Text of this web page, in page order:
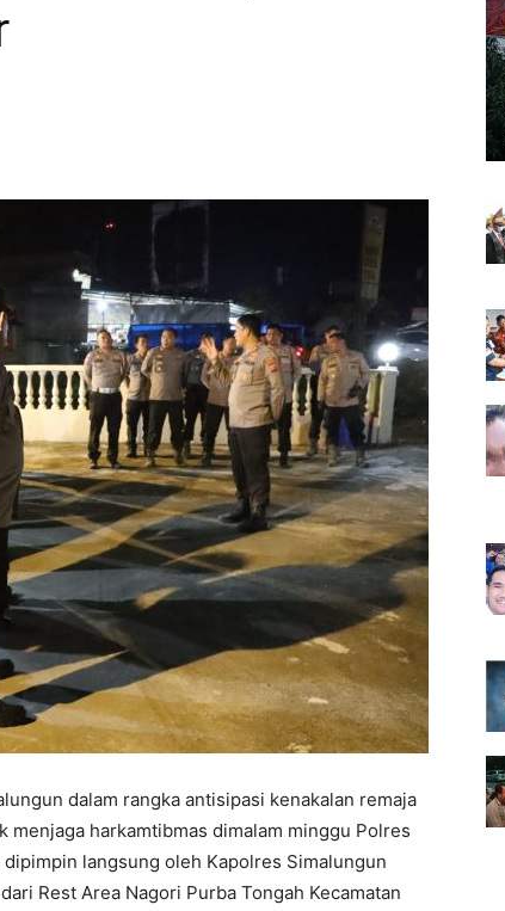
dalam rangka antisipasi kenakalan remaja
harkamtibmas dimalam minggu Polres
langsung oleh Kapolres Simalungun
Rest Area Nagori Purba Tongah Kecamatan